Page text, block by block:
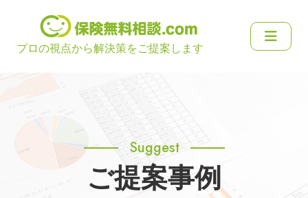
プロの視点から解決策をご提案します
Suggest
ご提案事例